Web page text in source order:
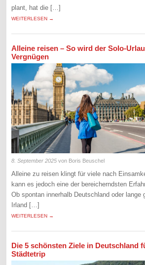
plant, hat die […]
WEITERLESEN →
Alleine reisen – So wird der Solo-
Vergnügen
8. September 2025 von Boris Beuschel
Alleine zu reisen klingt für viele nach
kann es jedoch eine der bereicherndsten
Ob spontan innerhalb Deutschland oder lange
Irland […]
WEITERLESEN →
Die 5 schönsten Ziele in Deutschland
Städtetrip